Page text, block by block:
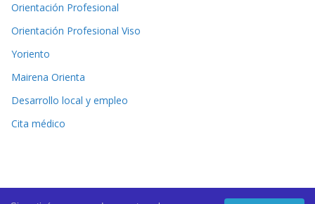
Orientación Profesional
Orientación Profesional Viso
Yoriento
Mairena Orienta
Desarrollo local y empleo
Cita médico